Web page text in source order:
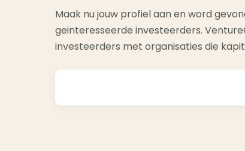
Maak nu jouw profiel aan en word
geinteresseerde investeerders.
investeerders met organisaties die